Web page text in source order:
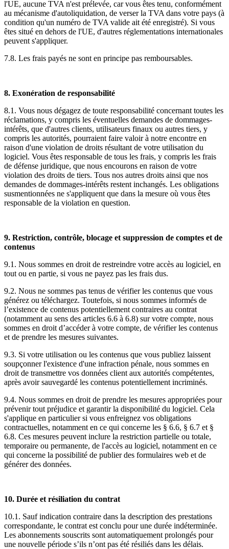
l'UE, aucune TVA n'est prélevée, car vous êtes tenu, conformément
au mécanisme d'autoliquidation, de verser la TVA dans votre pays (à
condition qu'un numéro de TVA valide ait été enregistré). Si vous
êtes situé en dehors de l'UE, d'autres réglementations internationales
peuvent s'appliquer.
7.8. Les frais payés ne sont en principe pas remboursables.
8. Exonération de responsabilité
8.1. Vous nous dégagez de toute responsabilité concernant toutes les
réclamations, y compris les éventuelles demandes de dommages-
intérêts, que d'autres clients, utilisateurs finaux ou autres tiers, y
compris les autorités, pourraient faire valoir à notre encontre en
raison d'une violation de droits résultant de votre utilisation du
logiciel. Vous êtes responsable de tous les frais, y compris les frais
de défense juridique, que nous encourons en raison de votre
violation des droits de tiers. Tous nos autres droits ainsi que nos
demandes de dommages-intérêts restent inchangés. Les obligations
susmentionnées ne s'appliquent que dans la mesure où vous êtes
responsable de la violation en question.
9. Restriction, contrôle, blocage et suppression de comptes et de
contenus
9.1. Nous sommes en droit de restreindre votre accès au logiciel, en
tout ou en partie, si vous ne payez pas les frais dus.
9.2. Nous ne sommes pas tenus de vérifier les contenus que vous
générez ou téléchargez. Toutefois, si nous sommes informés de
l’existence de contenus potentiellement contraires au contrat
(notamment au sens des articles 6.6 à 6.8) sur votre compte, nous
sommes en droit d’accéder à votre compte, de vérifier les contenus
et de prendre les mesures suivantes.
9.3. Si votre utilisation ou les contenus que vous publiez laissent
soupçonner l'existence d'une infraction pénale, nous sommes en
droit de transmettre vos données client aux autorités compétentes,
après avoir sauvegardé les contenus potentiellement incriminés.
9.4. Nous sommes en droit de prendre les mesures appropriées pour
prévenir tout préjudice et garantir la disponibilité du logiciel. Cela
s'applique en particulier si vous enfreignez vos obligations
contractuelles, notamment en ce qui concerne les § 6.6, § 6.7 et §
6.8. Ces mesures peuvent inclure la restriction partielle ou totale,
temporaire ou permanente, de l'accès au logiciel, notamment en ce
qui concerne la possibilité de publier des formulaires web et de
générer des données.
10. Durée et résiliation du contrat
10.1. Sauf indication contraire dans la description des prestations
correspondante, le contrat est conclu pour une durée indéterminée.
Les abonnements souscrits sont automatiquement prolongés pour
une nouvelle période s’ils n’ont pas été résiliés dans les délais.